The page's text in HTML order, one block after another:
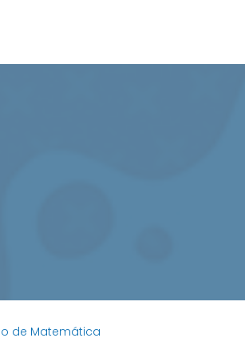
de Matemática